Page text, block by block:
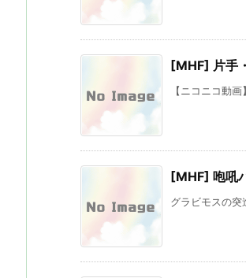
[MHF] 片手
【ニコニコ動
[MHF] 咆吼
グラビモスの